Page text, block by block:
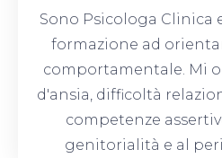
Sono Psicologa Clinica
formazione ad
comportamentale. Mi
d'ansia, difficoltà
competenze
genitorialità e al